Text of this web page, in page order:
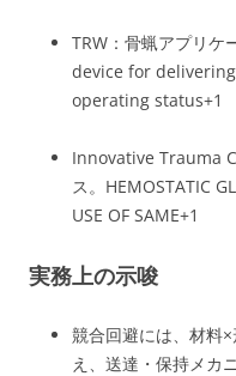
TRW：骨蝋アプリケ
device for
operating status+1
Innovative Trauma
ス。 HEMOSTATIC
USE OF SAME+1
実務上の示唆
競合回避には、材料
え、送達・保持メカ